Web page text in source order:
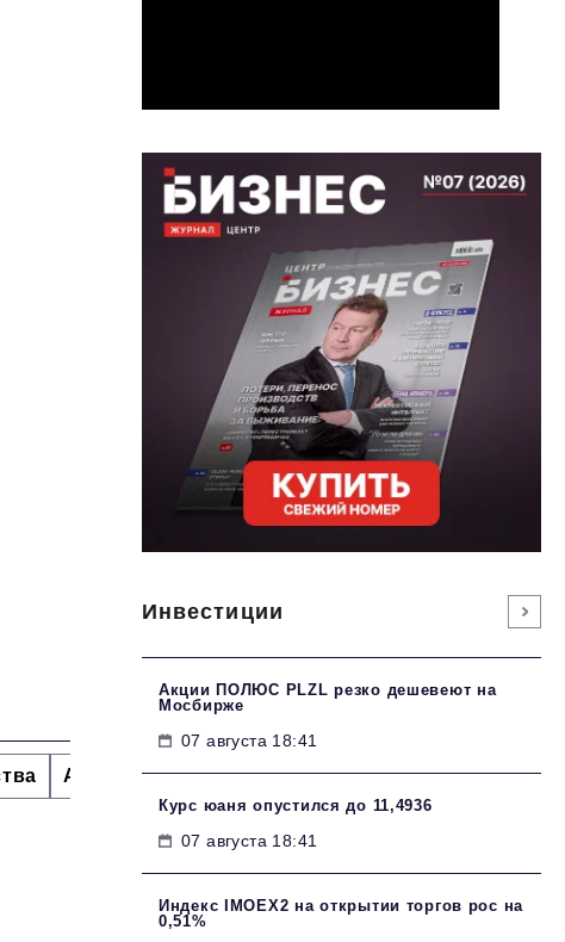
Альтернатива Стиль жизни Тема номера
Инвестиции
Акции ПОЛЮС PLZL резко дешевеют на
Мосбирже
07 августа 18:41
Курс юаня опустился до 11,4936
07 августа 18:41
Индекс IMOEX2 на открытии торгов рос на
0,51%